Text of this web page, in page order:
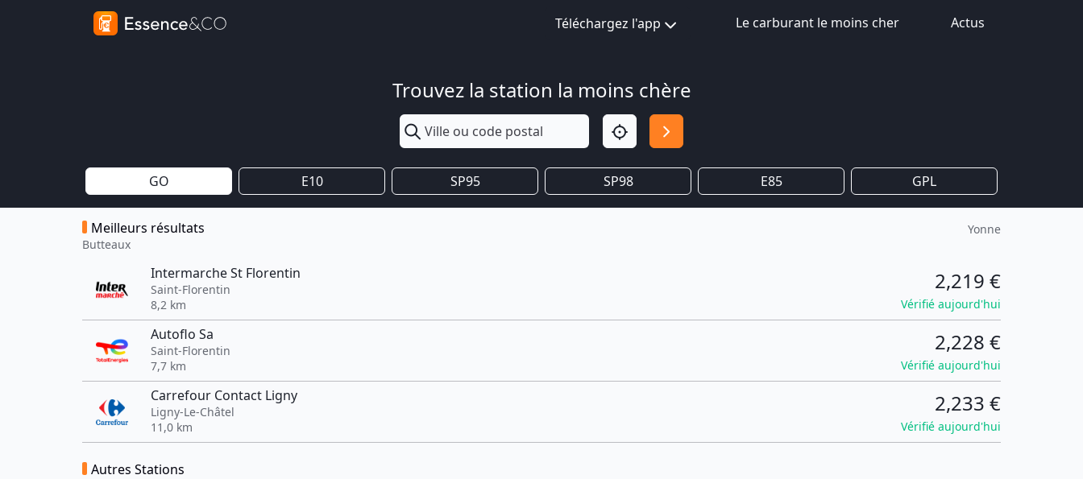
Téléchargez l'app Le carburant le moins cher Actus
Trouvez la station la moins chère
GO E10 SP95 SP98 E85 GPL
Meilleurs résultats
Butteaux
Yonne
Intermarche St Florentin
Saint-Florentin
8,2 km
2,219 €
Vérifié aujourd'hui
Autoflo Sa
Saint-Florentin
7,7 km
2,228 €
Vérifié aujourd'hui
Carrefour Contact Ligny
Ligny-Le-Châtel
11,0 km
2,233 €
Vérifié aujourd'hui
Autres Stations